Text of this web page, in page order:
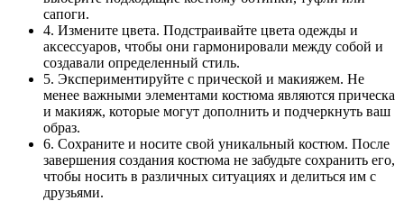
сапоги.
4. Измените цвета. Подстраивайте цвета одежды и
аксессуаров, чтобы они гармонировали между собой и
создавали определенный стиль.
5. Экспериментируйте с прической и макияжем. Не
менее важными элементами костюма являются прическа
и макияж, которые могут дополнить и подчеркнуть ваш
образ.
6. Сохраните и носите свой уникальный костюм. После
завершения создания костюма не забудьте сохранить его,
чтобы носить в различных ситуациях и делиться им с
друзьями.